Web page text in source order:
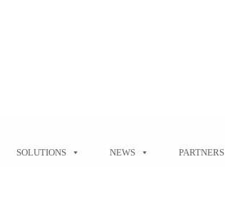
SOLUTIONS NEWS PARTNERS